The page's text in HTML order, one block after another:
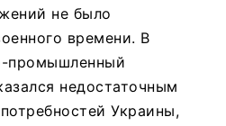
не было
времени. В
промышленный
недостаточным
Украины,